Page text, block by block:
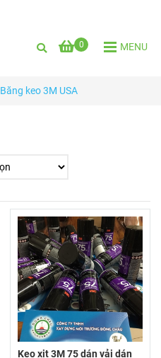
0 MENU
Băng keo 3M USA
Keo xịt 3M 75 dán vải dán